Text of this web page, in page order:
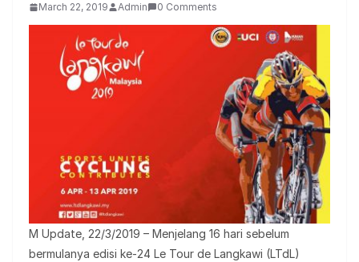
March 22, 2019 Admin 0 Comments
M Update, 22/3/2019 – Menjelang 16 hari sebelum
bermulanya edisi ke-24 Le Tour de Langkawi (LTdL)